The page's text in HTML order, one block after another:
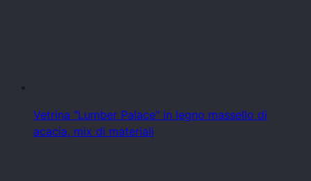
Vetrina "Lumber Palace" in legno massello di
acacia, mix di materiali